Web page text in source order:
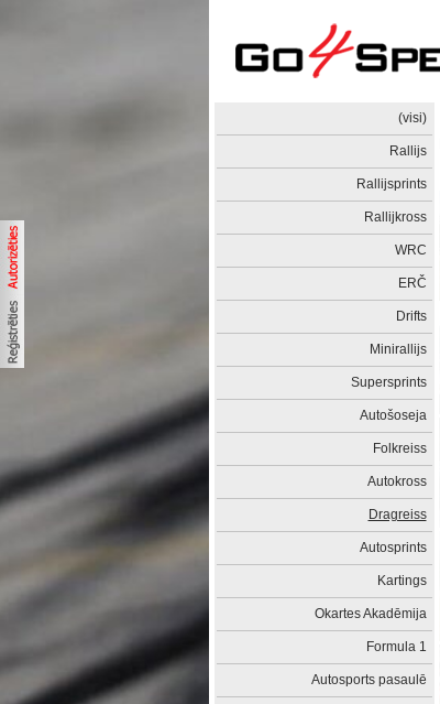
(visi)
Rallijs
Rallijsprints
Rallijkross
WRC
ERČ
Drifts
Minirallijs
Supersprints
Autošoseja
Folkreiss
Autokross
Dragreiss
Autosprints
Kartings
Okartes Akadēmija
Formula 1
Autosports pasaulē